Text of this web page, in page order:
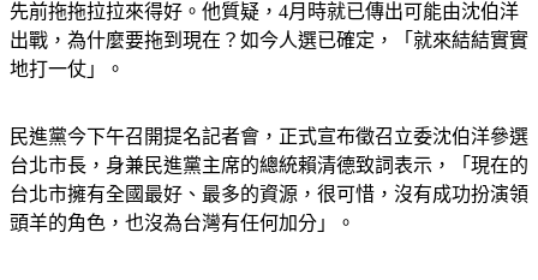
先前拖拖拉拉來得好。他質疑，4月時就已傳出可能由沈伯洋
出戰，為什麼要拖到現在？如今人選已確定，「就來結結實實
地打一仗」。
民進黨今下午召開提名記者會，正式宣布徵召立委沈伯洋參選
台北市長，身兼民進黨主席的總統賴清德致詞表示，「現在的
台北市擁有全國最好、最多的資源，很可惜，沒有成功扮演領
頭羊的角色，也沒為台灣有任何加分」。